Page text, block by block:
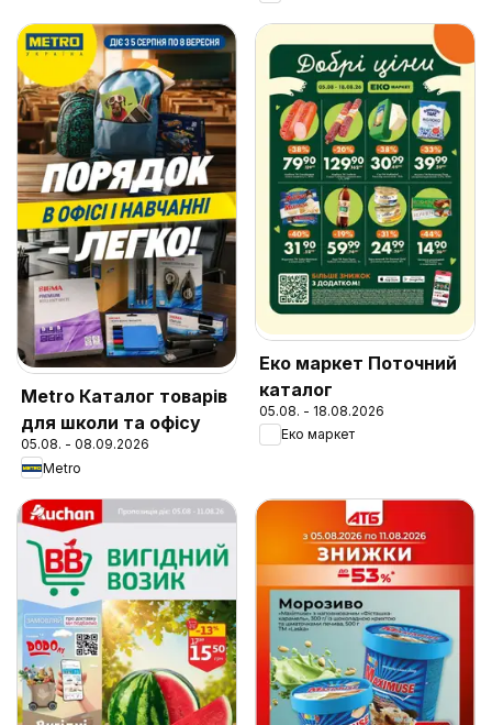
Metro Каталог товарів
для школи та офісу
05.08. - 08.09.2026
Metro
Еко маркет Поточний
каталог
05.08. - 18.08.2026
Еко маркет